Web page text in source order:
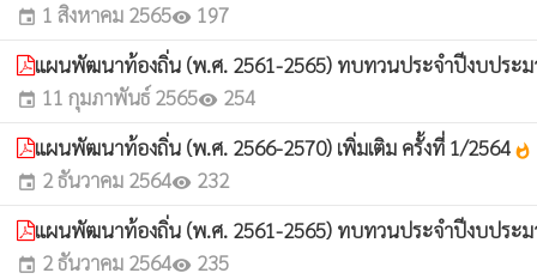
event 1 สิงหาคม 2565visibility 197
แผนพัฒนาท้องถิ่น (พ.ศ. 2561-2565) ทบทวนประจำปีงบประม
event 11 กุมภาพันธ์ 2565visibility 254
แผนพัฒนาท้องถิ่น (พ.ศ. 2566-2570) เพิ่มเติม ครั้งที่ 1/2564 whatshot
event 2 ธันวาคม 2564visibility 232
แผนพัฒนาท้องถิ่น (พ.ศ. 2561-2565) ทบทวนประจำปีงบประม
event 2 ธันวาคม 2564visibility 235